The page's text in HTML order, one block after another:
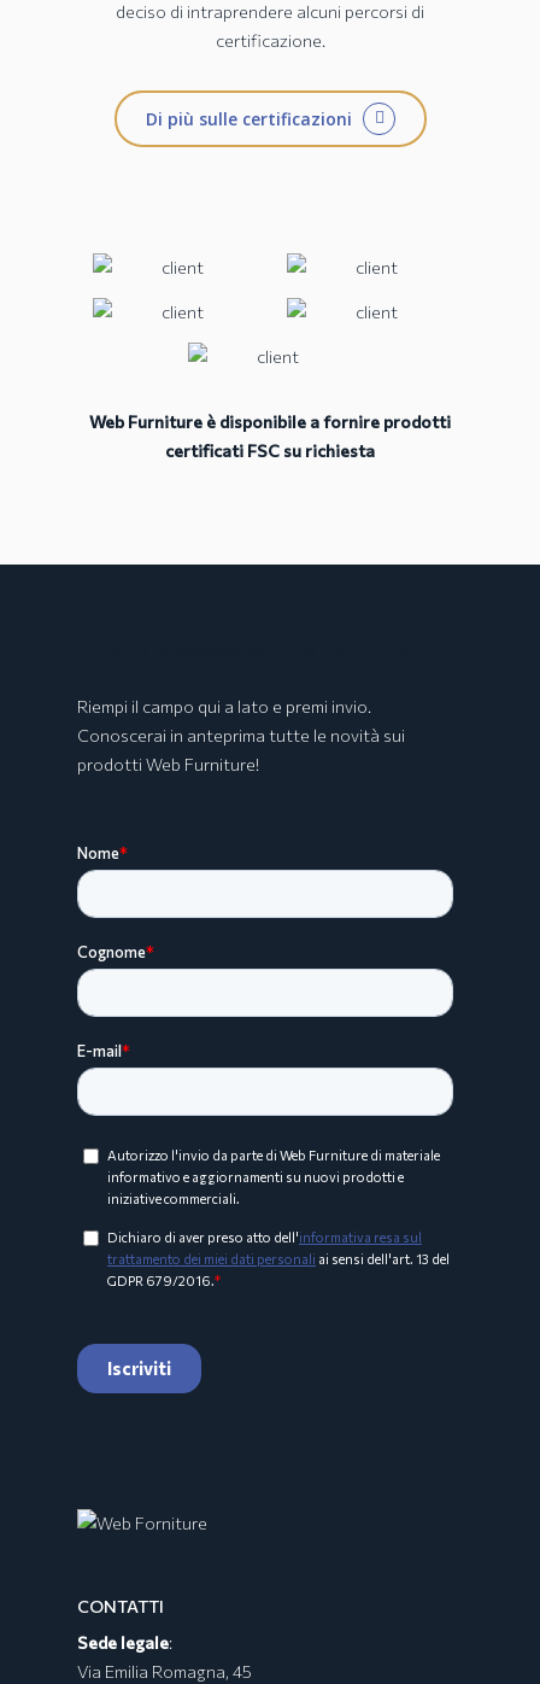
Collezione JESI
Collezione ARCO
deciso di intraprendere alcuni percorsi di
certificazione.
Di più sulle certificazioni
Web Furniture è disponibile a fornire prodotti
certificati FSC su richiesta
Riempi il campo qui a lato e premi invio.
Conoscerai in anteprima tutte le novità sui
prodotti Web Furniture!
CONTATTI
Sede legale:
Via Emilia Romagna, 45